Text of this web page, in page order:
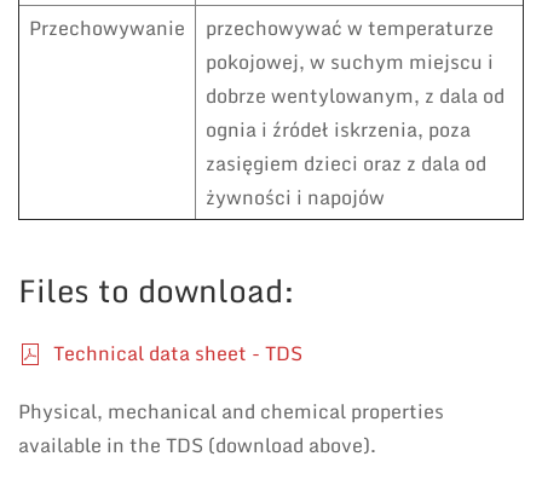
Przechowywanie
przechowywać w temperaturze
pokojowej, w suchym miejscu i
dobrze wentylowanym, z dala od
ognia i źródeł iskrzenia, poza
zasięgiem dzieci oraz z dala od
żywności i napojów
Files to download:
Technical data sheet - TDS
Physical, mechanical and chemical properties
available in the TDS (download above).